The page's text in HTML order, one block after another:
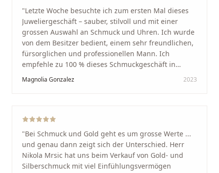
Service und echte Herzlichkeit schätzt, ist hier genau
richtig."
"Letzte Woche besuchte ich zum ersten Mal dieses
Juweliergeschäft – sauber, stilvoll und mit einer
grossen Auswahl an Schmuck und Uhren. Ich wurde
von dem Besitzer bedient, einem sehr freundlichen,
fürsorglichen und professionellen Mann. Ich
empfehle zu 100 % dieses Schmuckgeschäft in
Schaffhausen. Ich selbst war sehr zufrieden und
glücklich mit der Behandlung. Ich danke Ihnen – ich
Magnolia Gonzalez 2023
"Bei Schmuck und Gold geht es um grosse Werte ...
und genau dann zeigt sich der Unterschied. Herr
Nikola Mrsic hat uns beim Verkauf von Gold- und
Silberschmuck mit viel Einfühlungsvermögen